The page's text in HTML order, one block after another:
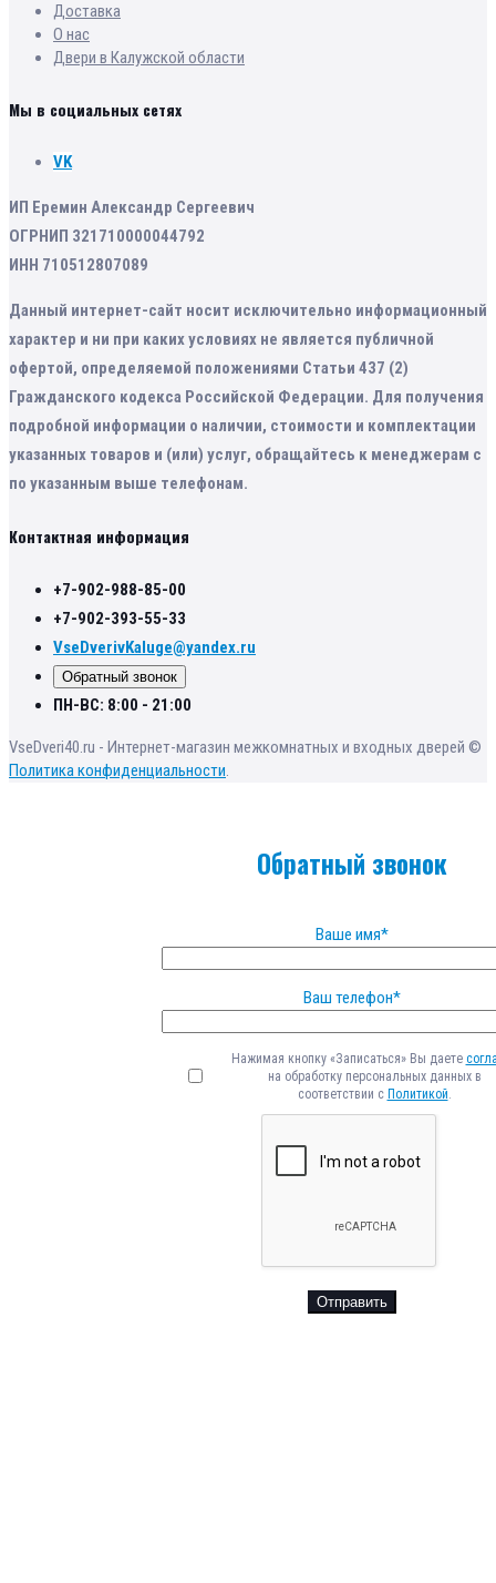
Доставка
О нас
Двери в Калужской области
Мы в социальных сетях
VK
ИП Еремин Александр Сергеевич
ОГРНИП 321710000044792
ИНН 710512807089
Данный интернет-сайт носит исключительно информационный
характер и ни при каких условиях не является публичной
офертой, определяемой положениями Статьи 437 (2)
Гражданского кодекса Российской Федерации. Для получения
подробной информации о наличии, стоимости и комплектации
указанных товаров и (или) услуг, обращайтесь к менеджерам с
по указанным выше телефонам.
Контактная информация
+7-902-988-85-00
+7-902-393-55-33
VseDverivKaluge@yandex.ru
Обратный звонок
ПН-ВС: 8:00 - 21:00
VseDveri40.ru - Интернет-магазин межкомнатных и входных дверей ©
Политика конфиденциальности.
Обратный звонок
Ваше имя*
Ваш телефон*
Нажимая кнопку «Записаться» Вы даете
на обработку персональных данных в
соответствии с Политикой.